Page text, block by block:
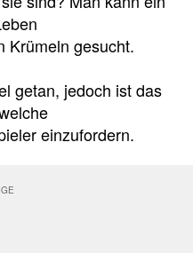
Krümeln gesucht.
getan, jedoch ist das
einzufordern.